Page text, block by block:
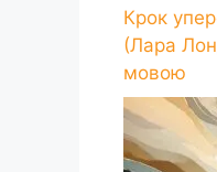
Крок
(Лара
мовою